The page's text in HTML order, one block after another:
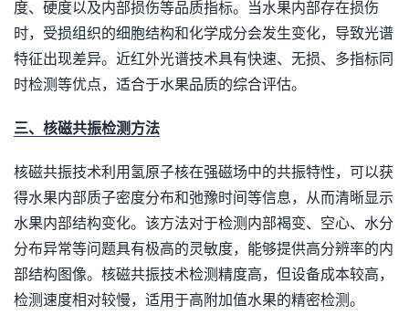
度、硬度以及内部损伤等品质指标。当水果内部存在损伤
时，受损组织的细胞结构和化学成分会发生变化，导致光谱
特征出现差异。近红外光谱技术具有快速、无损、多指标同
时检测等优点，适合于水果品质的综合评估。
三、核磁共振检测方法
核磁共振技术利用氢原子核在强磁场中的共振特性，可以获
得水果内部质子密度分布和弛豫时间等信息，从而清晰显示
水果内部结构变化。该方法对于检测内部褐变、空心、水分
分布异常等问题具有极高的灵敏度，能够提供高分辨率的内
部结构图像。核磁共振技术检测精度高，但设备成本较高，
检测速度相对较慢，适用于高附加值水果的精密检测。